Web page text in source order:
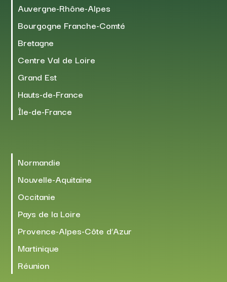
Auvergne-Rhône-Alpes
Bourgogne Franche-Comté
Bretagne
Centre Val de Loire
Grand Est
Hauts-de-France
Île-de-France
Normandie
Nouvelle-Aquitaine
Occitanie
Pays de la Loire
Provence-Alpes-Côte d’Azur
Martinique
Réunion